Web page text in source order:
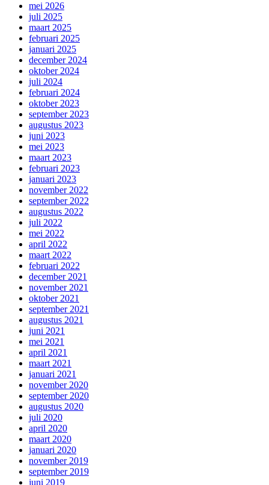
mei 2026
juli 2025
maart 2025
februari 2025
januari 2025
december 2024
oktober 2024
juli 2024
februari 2024
oktober 2023
september 2023
augustus 2023
juni 2023
mei 2023
maart 2023
februari 2023
januari 2023
november 2022
september 2022
augustus 2022
juli 2022
mei 2022
april 2022
maart 2022
februari 2022
december 2021
november 2021
oktober 2021
september 2021
augustus 2021
juni 2021
mei 2021
april 2021
maart 2021
januari 2021
november 2020
september 2020
augustus 2020
juli 2020
april 2020
maart 2020
januari 2020
november 2019
september 2019
juni 2019